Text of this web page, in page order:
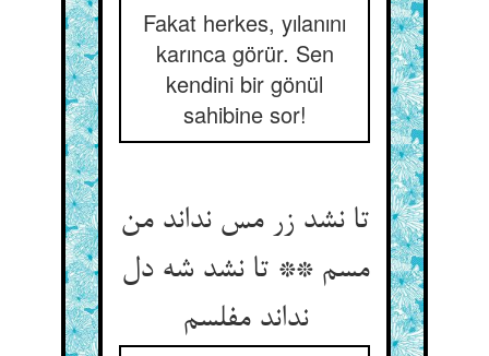
Fakat herkes, yılanını
karınca görür. Sen
kendini bir gönül
sahibine sor!
تا نشد زر مس نداند من
مسم ** تا نشد شه دل
نداند مفلسم‏